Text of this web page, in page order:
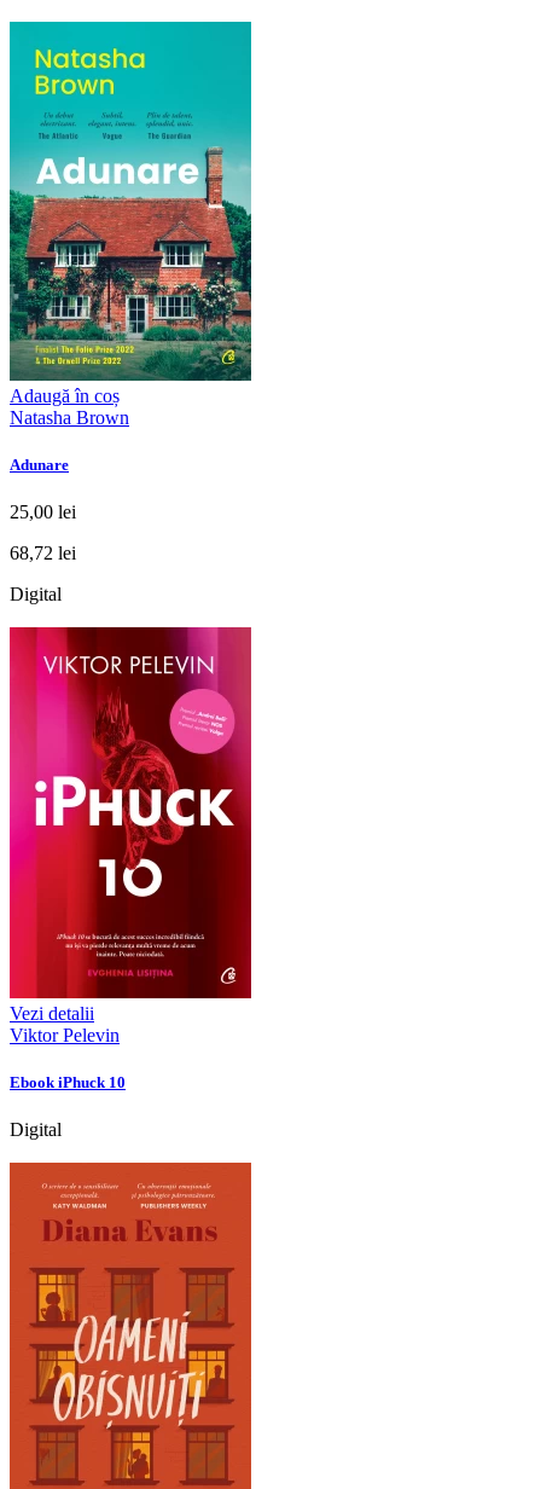
Adaugă în coș
Natasha Brown
Adunare
25,00 lei
68,72 lei
Digital
Vezi detalii
Viktor Pelevin
Ebook iPhuck 10
Digital